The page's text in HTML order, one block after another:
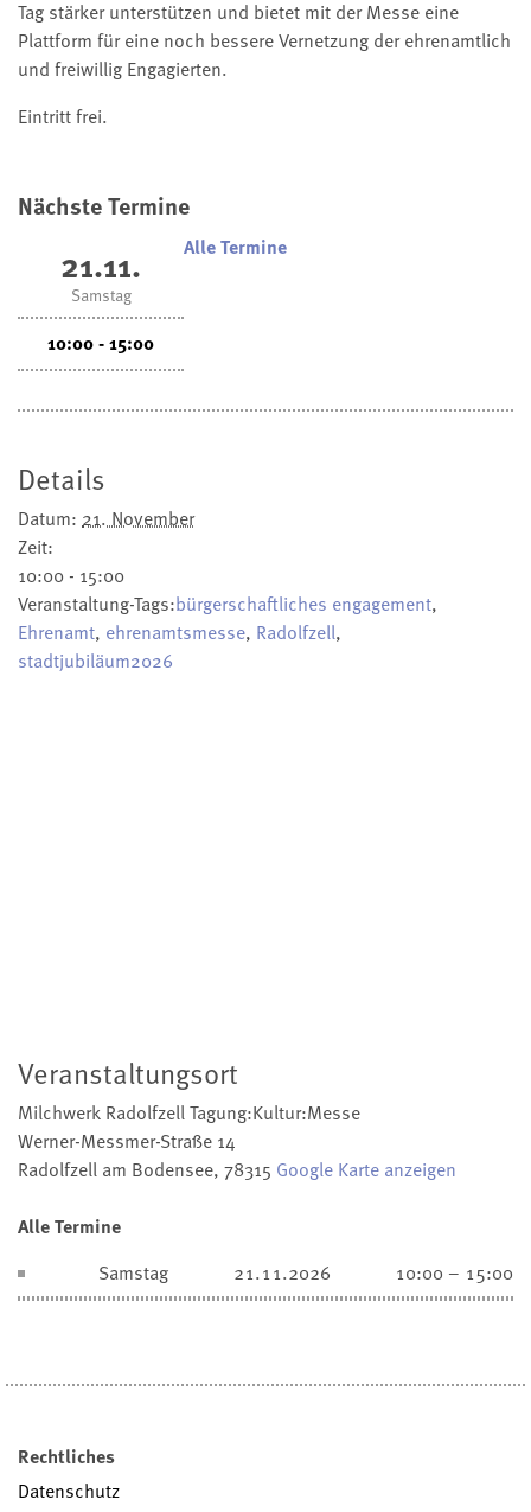
Tag stärker unterstützen und bietet mit der Messe eine
Plattform für eine noch bessere Vernetzung der ehrenamtlich
und freiwillig Engagierten.
Eintritt frei.
Nächste Termine
21.11.
Samstag
10:00 - 15:00
Alle Termine
Details
Datum: 21. November
Zeit:
10:00 - 15:00
Veranstaltung-Tags:bürgerschaftliches engagement,
Ehrenamt, ehrenamtsmesse, Radolfzell,
stadtjubiläum2026
Veranstaltungsort
Milchwerk Radolfzell Tagung:Kultur:Messe
Werner-Messmer-Straße 14
Radolfzell am Bodensee, 78315 Google Karte anzeigen
Alle Termine
Samstag
21.11.2026 10:00 – 15:00
Rechtliches
Datenschutz